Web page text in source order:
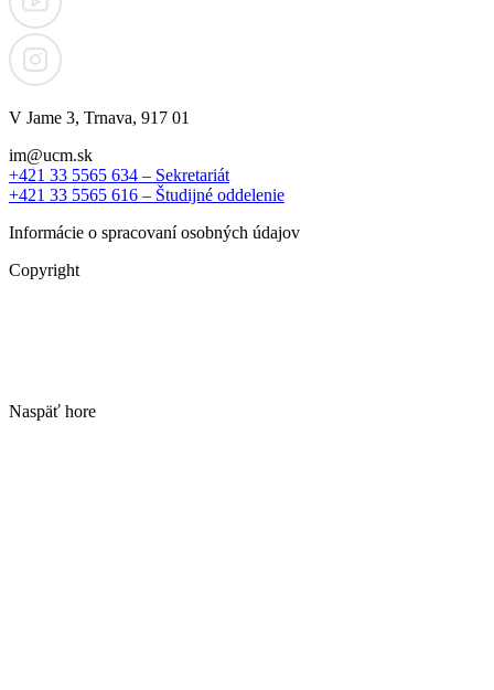
V Jame 3, Trnava, 917 01
im@ucm.sk
+421 33 5565 634 – Sekretariát
+421 33 5565 616 – Študijné oddelenie
Informácie o spracovaní osobných údajov
Copyright
Naspäť hore